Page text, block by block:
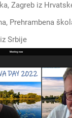
Zagreb iz
Prehrambena
Srbije